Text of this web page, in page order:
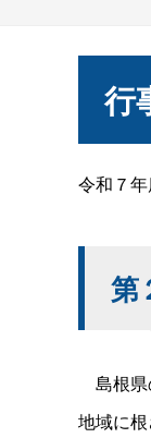
行
令和７
第
島根県
地域に